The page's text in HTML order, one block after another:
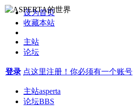
设为首页
收藏本站
主站
论坛
登录 点这里注册！你必须有一个账号
主站asperta
论坛BBS